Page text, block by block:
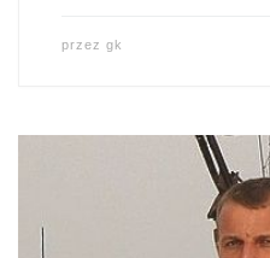
przez gk